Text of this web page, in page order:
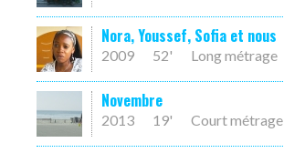
Nora, Youssef, Sofia et nous
2009 52' Long métrage
Novembre
2013 19' Court métrage